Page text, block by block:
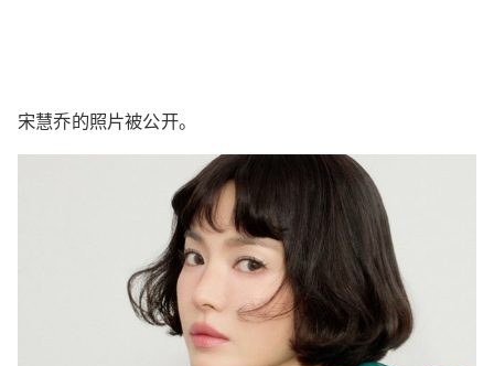
宋慧乔的照片被公开。